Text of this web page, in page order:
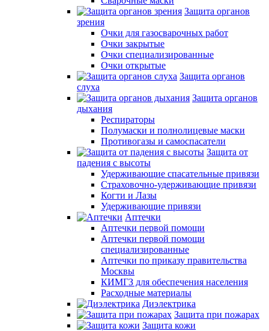
Защита органов
зрения
Очки для газосварочных работ
Очки закрытые
Очки специализированные
Очки открытые
Защита органов
слуха
Защита органов
дыхания
Респираторы
Полумаски и полнолицевые маски
Противогазы и самоспасатели
Защита от
падения с высоты
Удерживающие спасательные привязи
Страховочно-удерживающие привязи
Когти и Лазы
Удерживающие привязи
Аптечки
Аптечки первой помощи
Аптечки первой помощи
специализированные
Аптечки по приказу правительства
Москвы
КИМГЗ для обеспечения населения
Расходные материалы
Диэлектрика
Защита при пожарах
Защита кожи